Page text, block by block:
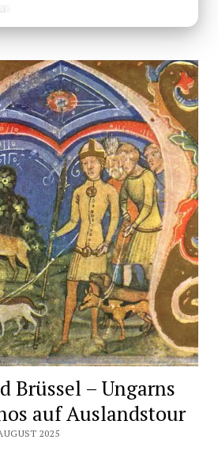
Brüssel – Ungarns
auf Auslandstour
2025